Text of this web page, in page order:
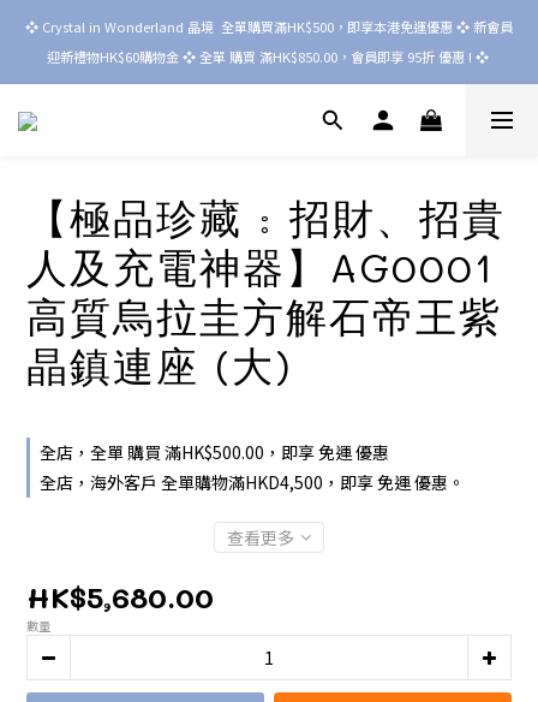
❖ Crystal in Wonderland 晶境  全單購買滿HK$500，即享本港免運優惠 ❖ 新會員
迎新禮物HK$60購物金 ❖ 全單 購買 滿HK$850.00，會員即享 95折 優惠 ! ❖
【極品珍藏 : 招財、招貴
人及充電神器】AG0001
高質烏拉圭方解石帝王紫
晶鎮連座 (大)
全店，全單 購買 滿HK$500.00，即享 免運 優惠
全店，海外客戶 全單購物滿HKD4,500，即享 免運 優惠。
查看更多
HK$5,680.00
數量